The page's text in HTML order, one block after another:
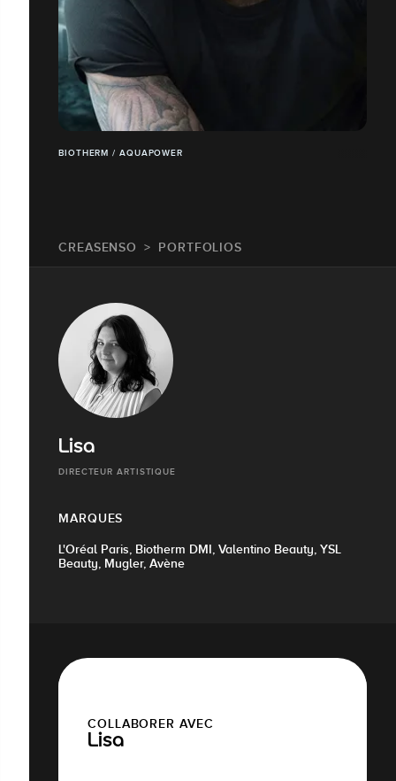
BIOTHERM / AQUAPOWER
CREASENSO PORTFOLIOS
Lisa
DIRECTEUR ARTISTIQUE
MARQUES
L'Oréal Paris, Biotherm DMI, Valentino Beauty, YSL
Beauty, Mugler, Avène
COLLABORER AVEC
Lisa